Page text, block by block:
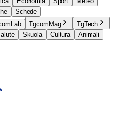
Schede
TgcomMag
TgTech
Skuola Cultura
Animali